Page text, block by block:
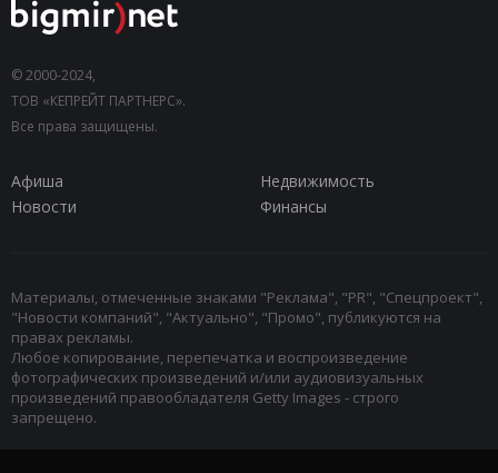
© 2000-2024,
ТОВ «КЕПРЕЙТ ПАРТНЕРС».
Все права защищены.
Афиша
Недвижимость
Новости
Финансы
Материалы, отмеченные знаками "Реклама", "PR", "Спецпроект",
"Новости компаний", "Актуально", "Промо", публикуются на
правах рекламы.
Любое копирование, перепечатка и воспроизведение
фотографических произведений и/или аудиовизуальных
произведений правообладателя Getty Images - строго
запрещено.